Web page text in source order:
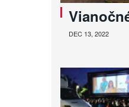
DEC 13, 2022